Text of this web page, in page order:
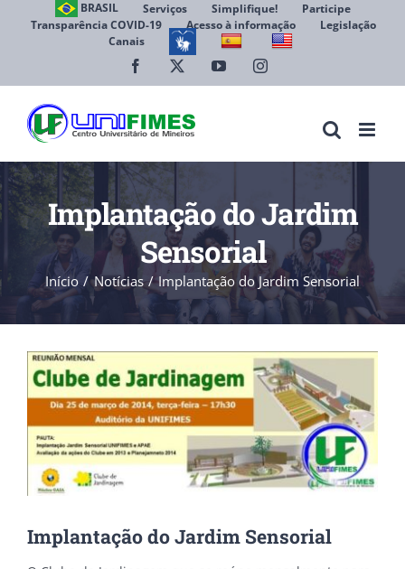
BRASIL Serviços Simplifique!
Participe
Transparência COVID-19
Acesso à informação
Legislação
Canais
Facebook YouTubeInstagram
Implantação do Jardim
Sensorial
Início Notícias Implantação do Jardim Sensorial
View
Larger
Image
Implantação do Jardim Sensorial